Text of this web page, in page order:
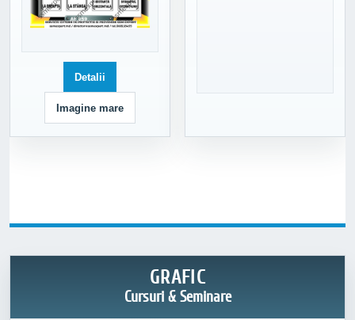
Detalii
Imagine mare
GRAFIC
Cursuri & Seminare